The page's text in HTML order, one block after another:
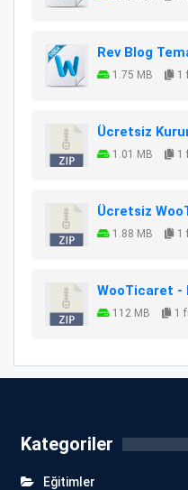
Rev Blog
1.75 MB 1
Ücretsiz
1.01 MB 1
Ücretsiz
1.88 MB 1
WooTicaret -
112 MB 1
Kategoriler
Eğitimler